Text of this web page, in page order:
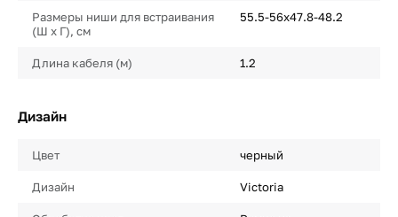
Размеры ниши для встраивания
(Ш х Г), см
55.5-56х47.8-48.2
Длина кабеля (м) 1.2
Дизайн
Цвет черный
Дизайн Victoria